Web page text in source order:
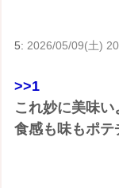
5:2026/05/09(土)
>>1
これ妙に美味い
食感も味もポ